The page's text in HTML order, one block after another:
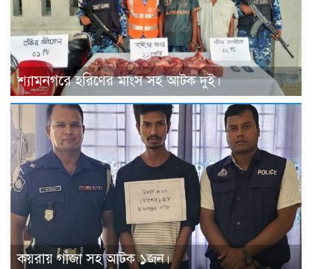
শ্যামনগরে হরিণের মাংস সহ আটক দুই।
কয়রায় গাঁজা সহ আটক ১জন।